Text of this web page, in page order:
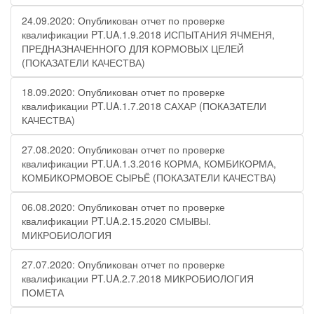
24.09.2020: Опубликован отчет по проверке
квалификации PT.UA.1.9.2018 ИСПЫТАНИЯ ЯЧМЕНЯ,
ПРЕДНАЗНАЧЕННОГО ДЛЯ КОРМОВЫХ ЦЕЛЕЙ
(ПОКАЗАТЕЛИ КАЧЕСТВА)
18.09.2020: Опубликован отчет по проверке
квалификации PT.UA.1.7.2018 САХАР (ПОКАЗАТЕЛИ
КАЧЕСТВА)
27.08.2020: Опубликован отчет по проверке
квалификации PT.UA.1.3.2016 КОРМА, КОМБИКОРМА,
КОМБИКОРМОВОЕ СЫРЬЁ (ПОКАЗАТЕЛИ КАЧЕСТВА)
06.08.2020: Опубликован отчет по проверке
квалификации PT.UA.2.15.2020 СМЫВЫ.
МИКРОБИОЛОГИЯ
27.07.2020: Опубликован отчет по проверке
квалификации PT.UA.2.7.2018 МИКРОБИОЛОГИЯ
ПОМЕТА